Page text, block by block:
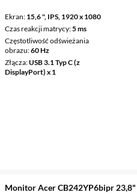
Ekran 15,6 ", IPS, 1920 x 1080
Czas reakcji matrycy 5 ms
Częstotliwość odświeżania
obrazu 60 Hz
Złącza USB 3.1 Typ C (z
DisplayPort) x 1
Monitor Acer CB242YP6bipr